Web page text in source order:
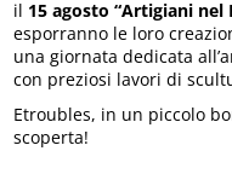
il 15 agosto “Artigiani nel
esporranno le loro
una giornata dedicata
con preziosi lavori di
Etroubles, in un piccolo
scoperta!